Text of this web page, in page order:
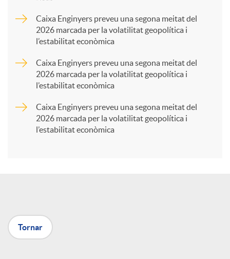
a
X
Caixa Enginyers preveu una segona meitat del
2026 marcada per la volatilitat geopolítica i
l’estabilitat econòmica
Caixa Enginyers preveu una segona meitat del
2026 marcada per la volatilitat geopolítica i
l’estabilitat econòmica
Caixa Enginyers preveu una segona meitat del
2026 marcada per la volatilitat geopolítica i
l’estabilitat econòmica
Tornar